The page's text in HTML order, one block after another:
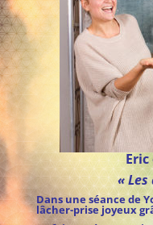
«
Dans une séance de
lâcher-prise joyeux